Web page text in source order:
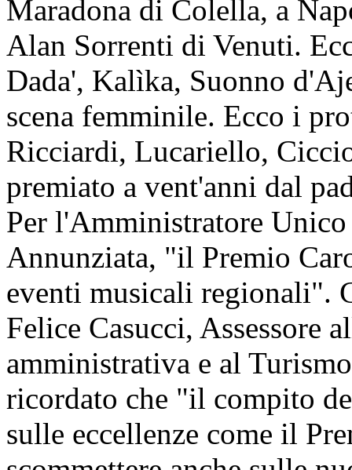
Maradona di Colella, a
Alan Sorrenti di Venuti.
Dada', Kalìka, Suonno
scena femminile. Ecco i
Ricciardi, Lucariello,
premiato a vent'anni dal
Per l'Amministratore Unico
Annunziata, "il Premio
eventi musicali regionali".
Felice Casucci, Assessore
amministrativa e al
ricordato che "il compito
sulle eccellenze come il